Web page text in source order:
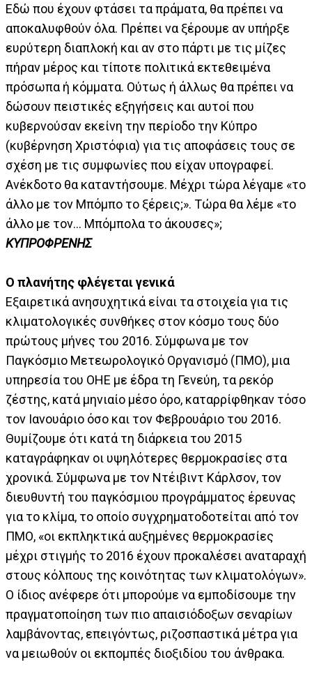
Εδώ που έχουν φτάσει τα πράματα, θα πρέπει να
αποκαλυφθούν όλα. Πρέπει να ξέρουμε αν υπήρξε
ευρύτερη διαπλοκή και αν στο πάρτι με τις μίζες
πήραν μέρος και τίποτε πολιτικά εκτεθειμένα
πρόσωπα ή κόμματα. Ούτως ή άλλως θα πρέπει να
δώσουν πειστικές εξηγήσεις και αυτοί που
κυβερνούσαν εκείνη την περίοδο την Κύπρο
(κυβέρνηση Χριστόφια) για τις αποφάσεις τους σε
σχέση με τις συμφωνίες που είχαν υπογραφεί.
Ανέκδοτο θα καταντήσουμε. Μέχρι τώρα λέγαμε «το
άλλο με τον Μπόμπο το ξέρεις;». Τώρα θα λέμε «το
άλλο με τον... Μπόμπολα το άκουσες»;
ΚΥΠΡΟΦΡΕΝΗΣ
Ο πλανήτης φλέγεται γενικά
Εξαιρετικά ανησυχητικά είναι τα στοιχεία για τις
κλιματολογικές συνθήκες στον κόσμο τους δύο
πρώτους μήνες του 2016. Σύμφωνα με τον
Παγκόσμιο Μετεωρολογικό Οργανισμό (ΠΜΟ), μια
υπηρεσία του ΟΗΕ με έδρα τη Γενεύη, τα ρεκόρ
ζέστης, κατά μηνιαίο μέσο όρο, καταρρίφθηκαν τόσο
τον Ιανουάριο όσο και τον Φεβρουάριο του 2016.
Θυμίζουμε ότι κατά τη διάρκεια του 2015
καταγράφηκαν οι υψηλότερες θερμοκρασίες στα
χρονικά. Σύμφωνα με τον Ντέιβιντ Κάρλσον, τον
διευθυντή του παγκόσμιου προγράμματος έρευνας
για το κλίμα, το οποίο συγχρηματοδοτείται από τον
ΠΜΟ, «οι εκπληκτικά αυξημένες θερμοκρασίες
μέχρι στιγμής το 2016 έχουν προκαλέσει αναταραχή
στους κόλπους της κοινότητας των κλιματολόγων».
Ο ίδιος ανέφερε ότι μπορούμε να εμποδίσουμε την
πραγματοποίηση των πιο απαισιόδοξων σεναρίων
λαμβάνοντας, επειγόντως, ριζοσπαστικά μέτρα για
να μειωθούν οι εκπομπές διοξιδίου του άνθρακα.